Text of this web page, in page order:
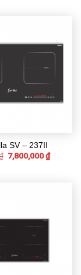
SV – 237II
7,800,000₫